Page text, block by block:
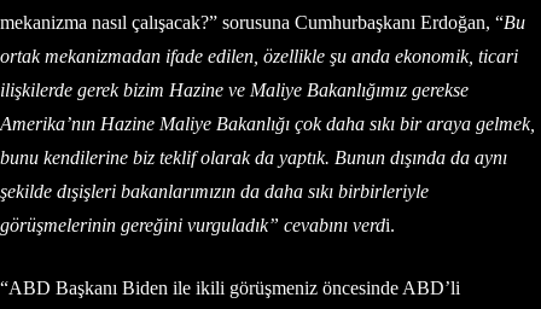
mekanizma nasıl çalışacak?” sorusuna Cumhurbaşkanı Erdoğan, “Bu
ortak mekanizmadan ifade edilen, özellikle şu anda ekonomik, ticari
ilişkilerde gerek bizim Hazine ve Maliye Bakanlığımız gerekse
Amerika’nın Hazine Maliye Bakanlığı çok daha sıkı bir araya gelmek,
bunu kendilerine biz teklif olarak da yaptık. Bunun dışında da aynı
şekilde dışişleri bakanlarımızın da daha sıkı birbirleriyle
görüşmelerinin gereğini vurguladık” cevabını verdi.
“ABD Başkanı Biden ile ikili görüşmeniz öncesinde ABD’li